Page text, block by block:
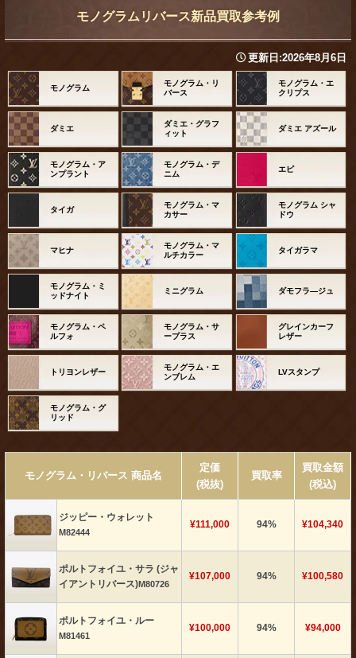
モノグラムリバース新品買取参考例
更新日:2026年8月6日
モノグラム
モノグラム・リ
バース
モノグラム・エ
クリプス
ダミエ
ダミエ・グラフ
ィット
ダミエ アズール
モノグラム・ア
ンプラント
モノグラム・デ
ニム
エピ
タイガ
モノグラム・マ
カサー
モノグラム シャ
ドウ
マヒナ
モノグラム・マ
ルチカラー
タイガラマ
モノグラム・ミ
ッドナイト
ミニグラム ダモフラ―ジュ
モノグラム・ペ
ルフォ
モノグラム・サ
ープラス
グレインカーフ
レザー
トリヨンレザー
モノグラム・エ
ンブレム
LVスタンプ
モノグラム・グ
リッド
モノグラム・リバース 商品名
定価
(税抜)
買取率
買取金額
(税込)
ジッピー・ウォレット
M82444
¥111,000 94% ¥104,340
ポルトフォイユ・サラ (ジャ
イアントリバース)M80726
¥107,000 94% ¥100,580
ポルトフォイユ・ルー
M81461
¥100,000 94% ¥94,000